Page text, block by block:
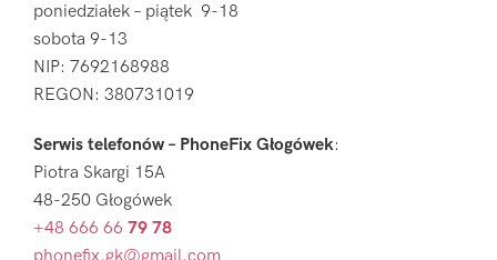
poniedziałek – piątek 9-18
sobota 9-13
NIP: 7692168988
REGON: 380731019
Serwis telefonów – PhoneFix Głogówek:
Piotra Skargi 15A
48-250 Głogówek
+48 666 66 79 78